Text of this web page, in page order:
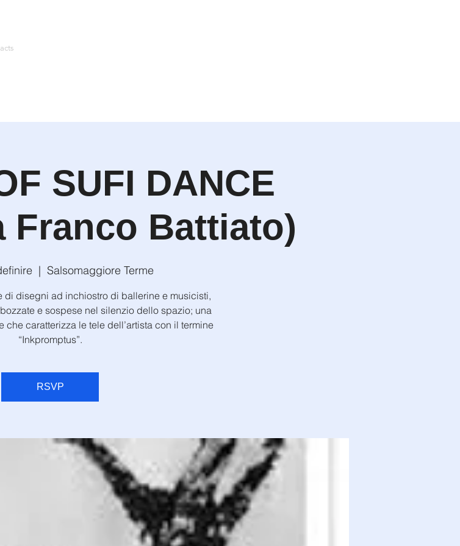
SUFI DANCE
Franco Battiato)
  |
Salsomaggiore Terme
di disegni ad inchiostro di ballerine e musicisti,
e sospese nel silenzio dello spazio; una
caratterizza le tele dell’artista con il termine
“Inkpromptus”.
RSVP